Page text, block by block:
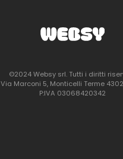
©2024 Websy srl. Tutti i diritti
Via Marconi 5, Monticelli Terme
P:IVA 03068420342